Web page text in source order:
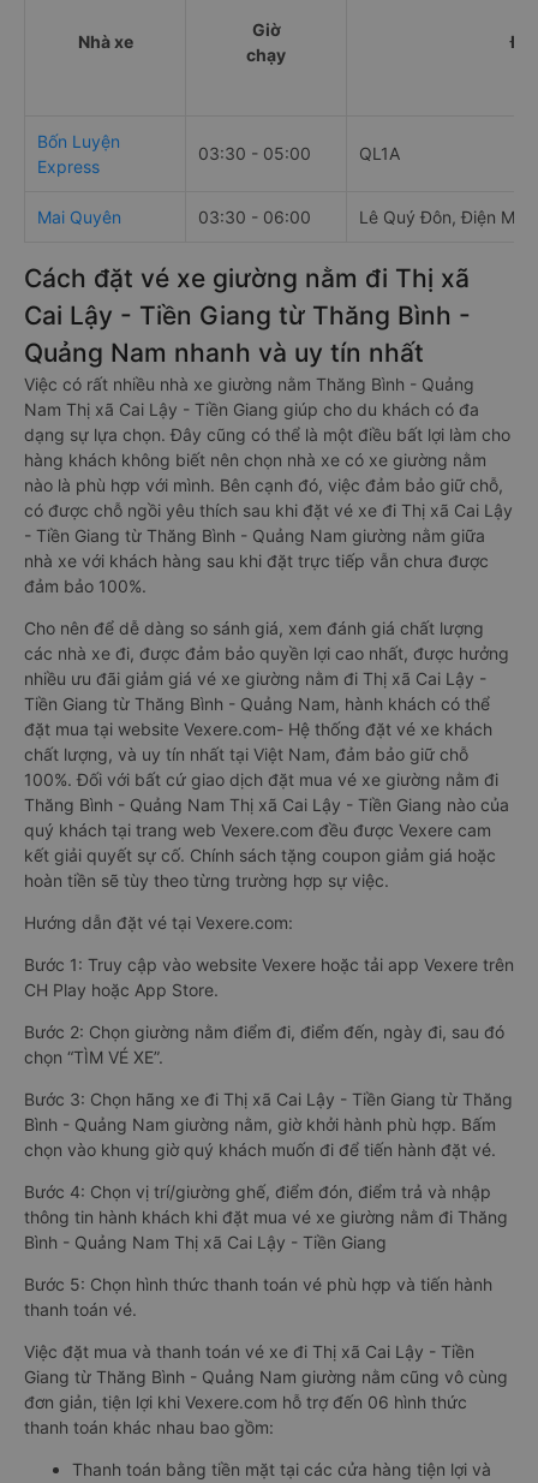
Nhà xe
Giờ
chạy
Bốn Luyện
Express
03:30 - 05:00 QL1A
Mai Quyên 03:30 - 06:00 Lê Quý Đôn, Điện
Cách đặt vé xe giường nằm đi Thị xã
Cai Lậy - Tiền Giang từ Thăng Bình -
Quảng Nam nhanh và uy tín nhất
Việc có rất nhiều nhà xe giường nằm Thăng Bình - Quảng
Nam Thị xã Cai Lậy - Tiền Giang giúp cho du khách có đa
dạng sự lựa chọn. Đây cũng có thể là một điều bất lợi làm cho
hàng khách không biết nên chọn nhà xe có xe giường nằm
nào là phù hợp với mình. Bên cạnh đó, việc đảm bảo giữ chỗ,
có được chỗ ngồi yêu thích sau khi đặt vé xe đi Thị xã Cai Lậy
- Tiền Giang từ Thăng Bình - Quảng Nam giường nằm giữa
nhà xe với khách hàng sau khi đặt trực tiếp vẫn chưa được
đảm bảo 100%.
Cho nên để dễ dàng so sánh giá, xem đánh giá chất lượng
các nhà xe đi, được đảm bảo quyền lợi cao nhất, được hưởng
nhiều ưu đãi giảm giá vé xe giường nằm đi Thị xã Cai Lậy -
Tiền Giang từ Thăng Bình - Quảng Nam, hành khách có thể
đặt mua tại website Vexere.com- Hệ thống đặt vé xe khách
chất lượng, và uy tín nhất tại Việt Nam, đảm bảo giữ chỗ
100%. Đối với bất cứ giao dịch đặt mua vé xe giường nằm đi
Thăng Bình - Quảng Nam Thị xã Cai Lậy - Tiền Giang nào của
quý khách tại trang web Vexere.com đều được Vexere cam
kết giải quyết sự cố. Chính sách tặng coupon giảm giá hoặc
hoàn tiền sẽ tùy theo từng trường hợp sự việc.
Hướng dẫn đặt vé tại Vexere.com:
Bước 1: Truy cập vào website Vexere hoặc tải app Vexere trên
CH Play hoặc App Store.
Bước 2: Chọn giường nằm điểm đi, điểm đến, ngày đi, sau đó
chọn “TÌM VÉ XE”.
Bước 3: Chọn hãng xe đi Thị xã Cai Lậy - Tiền Giang từ Thăng
Bình - Quảng Nam giường nằm, giờ khởi hành phù hợp. Bấm
chọn vào khung giờ quý khách muốn đi để tiến hành đặt vé.
Bước 4: Chọn vị trí/giường ghế, điểm đón, điểm trả và nhập
thông tin hành khách khi đặt mua vé xe giường nằm đi Thăng
Bình - Quảng Nam Thị xã Cai Lậy - Tiền Giang
Bước 5: Chọn hình thức thanh toán vé phù hợp và tiến hành
thanh toán vé.
Việc đặt mua và thanh toán vé xe đi Thị xã Cai Lậy - Tiền
Giang từ Thăng Bình - Quảng Nam giường nằm cũng vô cùng
đơn giản, tiện lợi khi Vexere.com hỗ trợ đến 06 hình thức
thanh toán khác nhau bao gồm:
Thanh toán bằng tiền mặt tại các cửa hàng tiện lợi và